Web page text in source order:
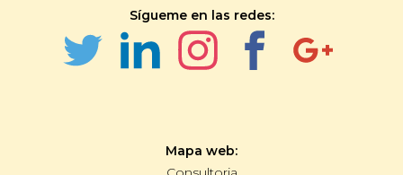
Sígueme en las redes:
Mapa web: